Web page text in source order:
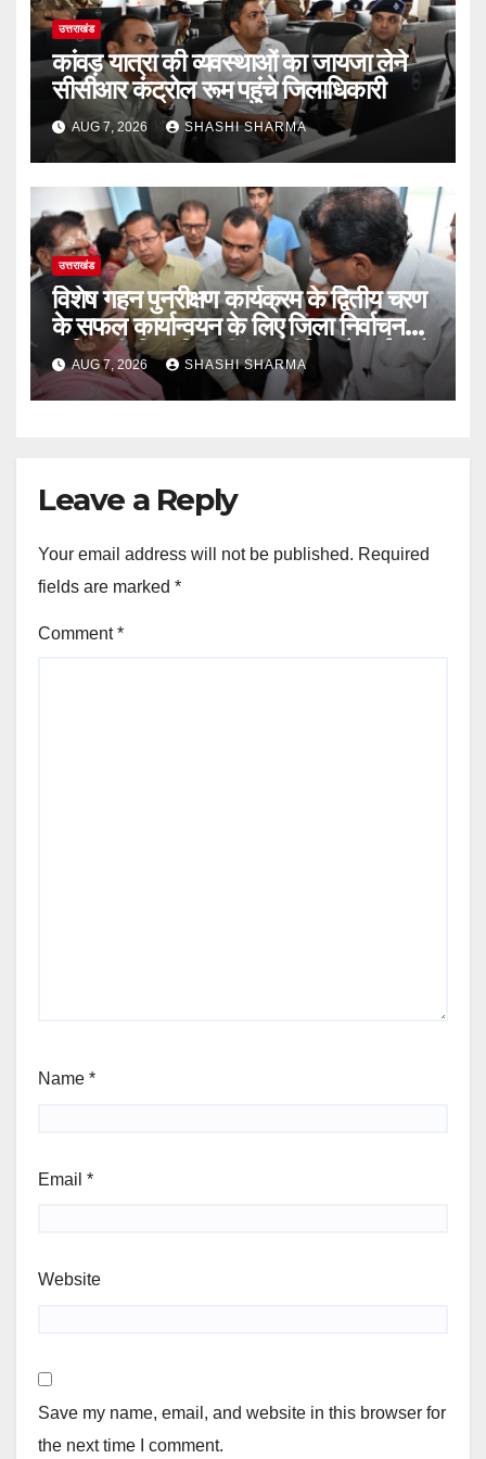
उत्तराखंड
कांवड़ यात्रा की व्यवस्थाओं का जायजा लेने
सीसीआर कंट्रोल रूम पहुंचे जिलाधिकारी
AUG 7, 2026 SHASHI SHARMA
उत्तराखंड
विशेष गहन पुनरीक्षण कार्यक्रम के द्वितीय चरण
के सफल कार्यान्वयन के लिए जिला निर्वाचन
अधिकारी/जिलाधिकारी मयूर दीक्षित ने कई बूथों
का किया निरीक्षण
AUG 7, 2026 SHASHI SHARMA
Leave a Reply
Your email address will not be published. Required
fields are marked *
Comment*
Name *
Email *
Website
Save my name, email, and website in this browser for
the next time I comment.